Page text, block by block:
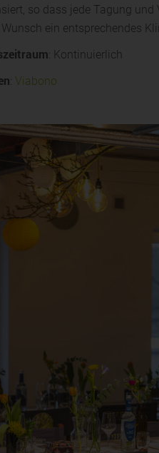
so dass jede Tagung
ein entsprechendes
: Kontinuierlich
: Viabono